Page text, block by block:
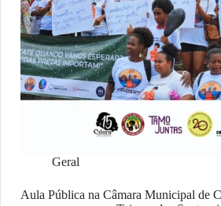
Geral
Aula Pública na Câmara Municipal de